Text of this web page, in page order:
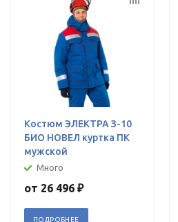
Костюм ЭЛЕКТРА З-10
БИО НОВЕЛ куртка ПК
мужской
Много
от 26 496 ₽
ПОДРОБНЕЕ